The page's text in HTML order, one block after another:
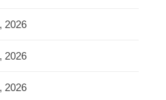
2026
2026
2026